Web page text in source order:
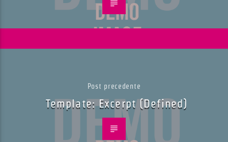
Post precedente
Template: Excerpt (Defined)